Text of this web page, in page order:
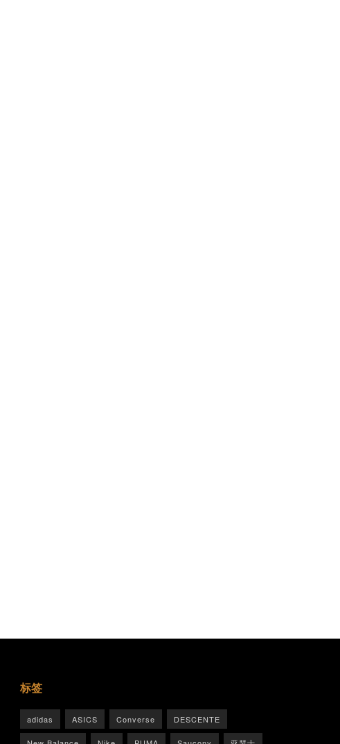
标签
adidas ASICS Converse DESCENTE